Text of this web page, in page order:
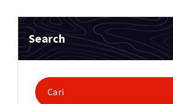
Search
Pencarian
untuk: